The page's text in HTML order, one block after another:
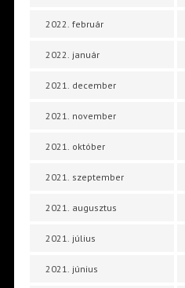
2022. február
2022. január
2021. december
2021. november
2021. október
2021. szeptember
2021. augusztus
2021. július
2021. június